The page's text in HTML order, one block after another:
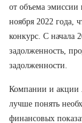
от объема эмиссии
ноября 2022 года,
конкурс. С начала
задолженность,
задолженности.
Компании и акции
лучше понять
финансовых